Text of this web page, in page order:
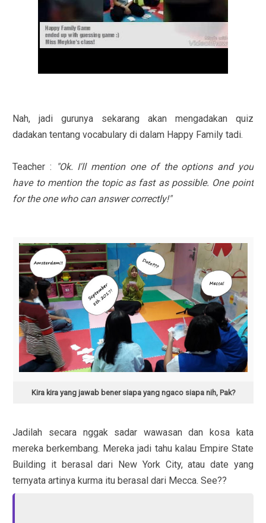
Nah, jadi gurunya sekarang akan mengadakan quiz
dadakan tentang vocabulary di dalam Happy Family tadi.
Teacher : "Ok. I'll mention one of the options and you
have to mention the topic as fast as possible. One point
for the one who can answer correctly!"
Kira kira yang jawab bener siapa yang ngaco siapa nih, Pak?
Jadilah secara nggak sadar wawasan dan kosa kata
mereka berkembang. Mereka jadi tahu kalau Empire State
Building it berasal dari New York City, atau date yang
ternyata artinya kurma itu berasal dari Mecca. See??